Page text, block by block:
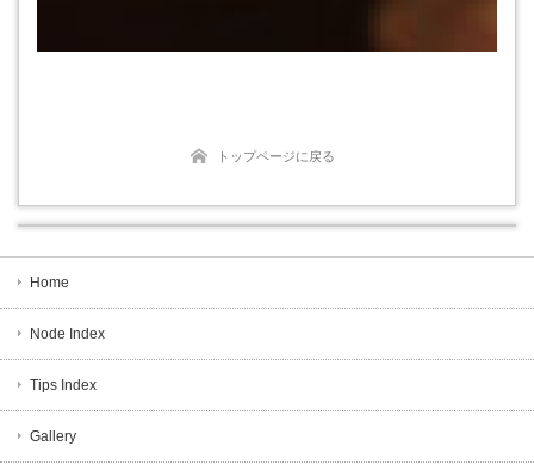
トップページに戻る
Home
Node Index
Tips Index
Gallery